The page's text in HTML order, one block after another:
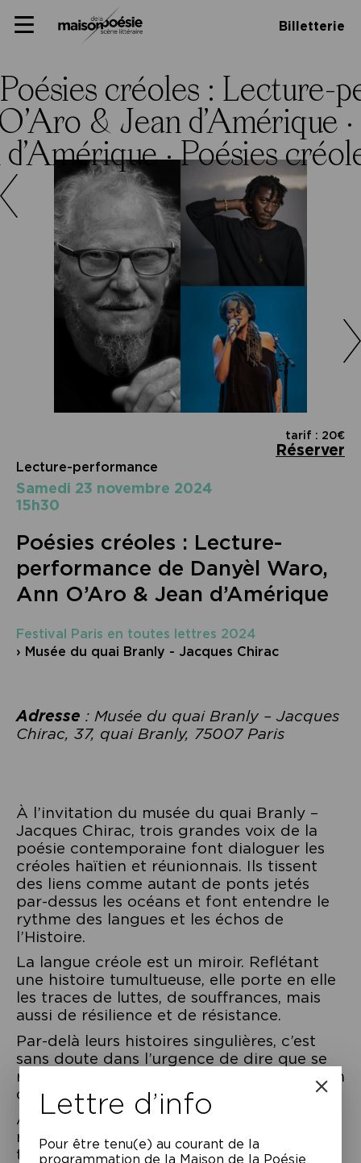
Panneau de gestion des cookies
to
Primary
Billetterie
Poésies créoles : Lecture-
& Jean d’Amérique ·
·Poésies
tarif : 20€
Réserver
Lecture-performance
samedi 23 novembre 2024
15h30
Poésies créoles : Lecture-
performance de Danyèl Waro,
Ann O’Aro & Jean d’Amérique
Festival Paris en toutes lettres 2024
› Musée du quai Branly - Jacques Chirac
Adresse : Musée du quai Branly – Jacques
Chirac, 37, quai Branly, 75007 Paris
À l’invitation du musée du quai Branly –
Jacques Chirac, trois grandes voix de la
poésie contemporaine font dialoguer les
créoles haïtien et réunionnais. Ils tissent
des liens comme autant de ponts jetés
par-dessus les océans et font entendre le
rythme des langues et les échos de
l’Histoire.
La langue créole est un miroir. Reflétant
une histoire tumultueuse, elle porte en elle
les traces de luttes, de souffrances, mais
aussi de résilience et de résistance.
Par-delà leurs histoires singulières, c’est
sans doute dans l’urgence de dire que se
retrouvent Danyèl Waro, Ann O’aro et Jean
d’Amérique.
A la manière d’un
kabar fonnkèr
réunionnais (rencontres poétiques), leurs
textes résonnent, s’entrechoquent et se
Lettre d’info
Pour être tenu(e) au courant de la
programmation de la Maison de la Poésie,